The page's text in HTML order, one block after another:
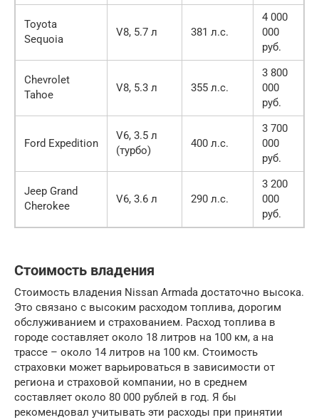
Toyota
Sequoia
V8, 5.7 л 381 л.с.
4 000
000
руб.
Chevrolet
Tahoe
V8, 5.3 л 355 л.с.
3 800
000
руб.
Ford Expedition
V6, 3.5 л
(турбо)
400 л.с.
3 700
000
руб.
Jeep Grand
Cherokee
V6, 3.6 л 290 л.с.
3 200
000
руб.
Стоимость владения
Стоимость владения Nissan Armada достаточно высока.
Это связано с высоким расходом топлива, дорогим
обслуживанием и страхованием. Расход топлива в
городе составляет около 18 литров на 100 км, а на
трассе – около 14 литров на 100 км. Стоимость
страховки может варьироваться в зависимости от
региона и страховой компании, но в среднем
составляет около 80 000 рублей в год. Я бы
рекомендовал учитывать эти расходы при принятии